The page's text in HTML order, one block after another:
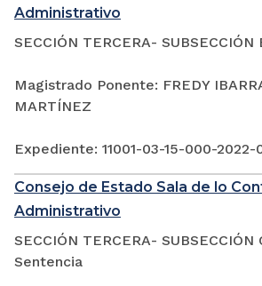
Administrativo
SECCIÓN TERCERA- SUBSECCIÓN
Magistrado Ponente: FREDY
MARTÍNEZ
Expediente: 11001-03-15-000-
Consejo de Estado Sala de lo
Administrativo
SECCIÓN TERCERA- SUBSECCIÓN
Sentencia